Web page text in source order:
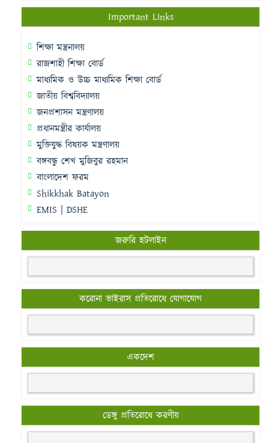
Important Links
শিক্ষা মন্ত্রনালয়
রাজশাহী শিক্ষা বোর্ড
মাধ্যমিক ও উচ্চ মাধ্যমিক শিক্ষা বোর্ড
জাতীয় বিশ্ববিদ্যালয়
জনপ্রশাসন মন্ত্রণালয়
প্রধানমন্ত্রীর কার্যালয়
মুক্তিযুদ্ধ বিষয়ক মন্ত্রণালয়
বঙ্গবন্ধু শেখ মুজিবুর রহমান
বাংলাদেশ ফরম
Shikkhak Batayon
EMIS | DSHE
জরুরি হটলাইন
করোনা ভাইরাস প্রতিরোধে যোগাযোগ
একদেশ
ডেঙ্গু প্রতিরোধে করণীয়